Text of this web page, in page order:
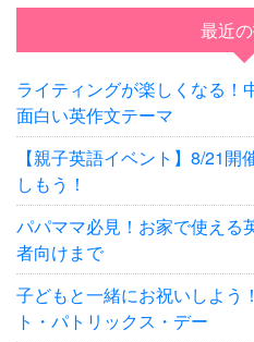
最近
ライティングが楽しくなる！
面白い英作文テーマ
【親子英語イベント】8/21
しもう！
パパママ必見！お家で使える
者向けまで
子どもと一緒にお祝いしよう
ト・パトリックス・デー